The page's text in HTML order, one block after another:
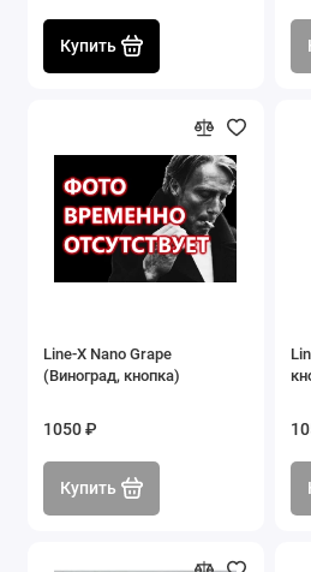
Купить
Line-X Nano Grape
(Виноград, кнопка)
1050 ₽
Купить